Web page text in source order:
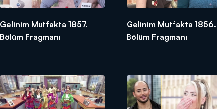
Gelinim Mutfakta 1857.
Bölüm Fragmanı
Gelinim Mutfakta 1856.
Bölüm Fragmanı